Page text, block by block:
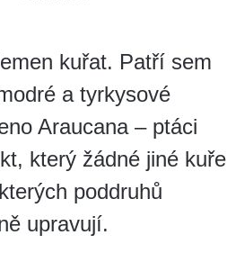
kuřat. Patří sem
a tyrkysové
Araucana – ptáci
který žádné jiné kuře
poddruhů
upravují.